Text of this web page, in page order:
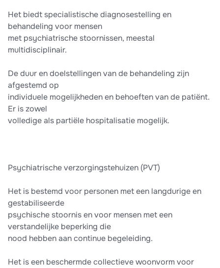
Het biedt specialistische diagnosestelling en
behandeling voor mensen
met psychiatrische stoornissen, meestal
multidisciplinair.
De duur en doelstellingen van de behandeling zijn
afgestemd op
individuele mogelijkheden en behoeften van de patiënt.
Er is zowel
volledige als partiële hospitalisatie mogelijk.
Psychiatrische verzorgingstehuizen (PVT)
Het is bestemd voor personen met een langdurige en
gestabiliseerde
psychische stoornis en voor mensen met een
verstandelijke beperking die
nood hebben aan continue begeleiding.
Het is een beschermde collectieve woonvorm voor